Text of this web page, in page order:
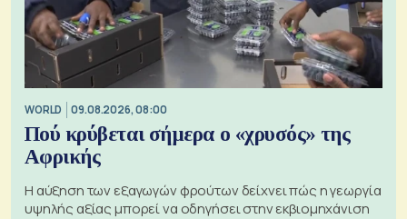
WORLD 09.08.2026, 08:00
Πού κρύβεται σήμερα ο «χρυσός» της
Αφρικής
Η αύξηση των εξαγωγών φρούτων δείχνει πώς η γεωργία
υψηλής αξίας μπορεί να οδηγήσει στην εκβιομηχάνιση